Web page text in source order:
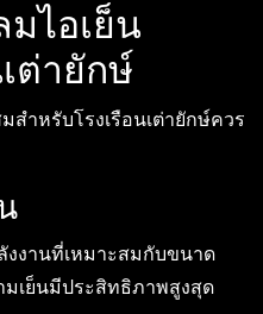
ไอเย็น
ต่ายักษ์
สำหรับโรงเรือนเต่ายักษ์ควร
งานที่เหมาะสมกับขนาด
มเย็นมีประสิทธิภาพสูงสุด